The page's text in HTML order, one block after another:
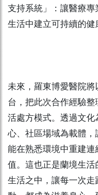
支持系統」：讓醫療
生活中建立可持續的健
未來，羅東博愛醫院
台，把此次合作經驗
活處方模式。透過文
心、社區場域為載體
能在熟悉環境中重建
值。這也正是蘭境生
生活之中，讓每一次